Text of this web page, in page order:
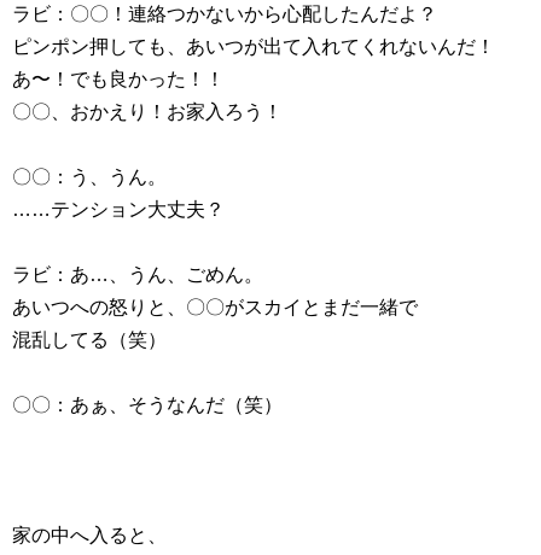
ラビ：〇〇！連絡つかないから心配したんだよ？
ピンポン押しても、あいつが出て入れてくれないんだ！
あ〜！でも良かった！！
〇〇、おかえり！お家入ろう！
〇〇：う、うん。
……テンション大丈夫？
ラビ：あ…、うん、ごめん。
あいつへの怒りと、〇〇がスカイとまだ一緒で
混乱してる（笑）
〇〇：あぁ、そうなんだ（笑）
家の中へ入ると、